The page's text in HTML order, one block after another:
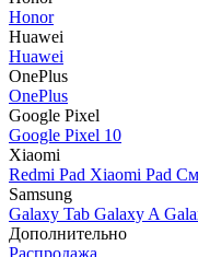
Honor
Huawei
Huawei
OnePlus
OnePlus
Google Pixel
Google Pixel 10
Xiaomi
Redmi Pad Xiaomi Pad
Samsung
Galaxy Tab Galaxy A
Дополнительно
Распродажа